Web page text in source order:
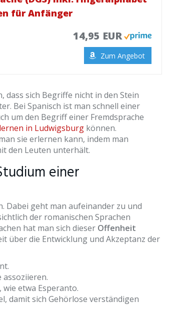
für Anfänger
14,95 EUR
Zum Angebot
dass sich Begriffe nicht in den Stein
Bei Spanisch ist man schnell einer
um den Begriff einer Fremdsprache
in Ludwigsburg können.
sie erlernen kann, indem man
den Leuten unterhält.
einer
Dabei geht man aufeinander zu und
der romanischen Sprachen
hat man sich dieser Offenheit
über die Entwicklung und Akzeptanz der
assoziieren.
etwa Esperanto.
damit sich Gehörlose verständigen